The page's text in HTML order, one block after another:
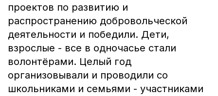
проектов по развитию и
распространению добровольческой
деятельности и победили. Дети,
взрослые - все в одночасье стали
волонтёрами. Целый год
организовывали и проводили со
школьниками и семьями - участниками